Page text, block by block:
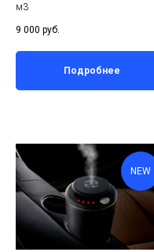
м3
9 000 руб.
Подробнее
NEW